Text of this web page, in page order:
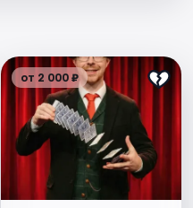
от 2 000 ₽